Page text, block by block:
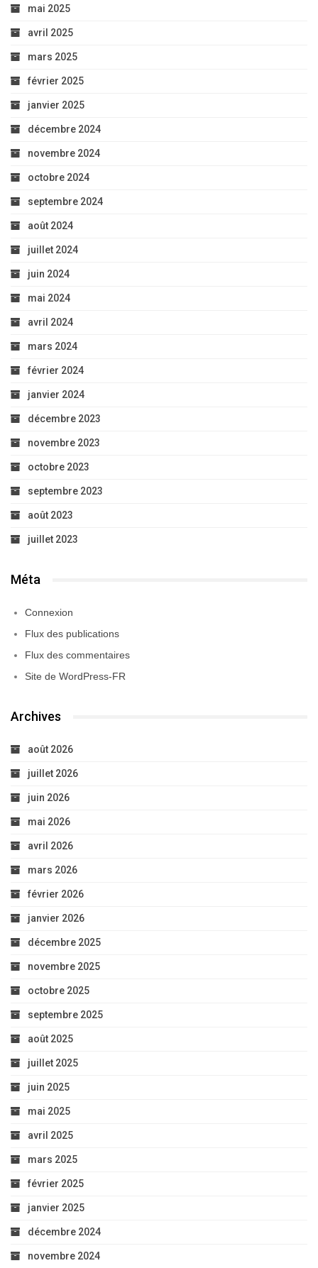
mai 2025
avril 2025
mars 2025
février 2025
janvier 2025
décembre 2024
novembre 2024
octobre 2024
septembre 2024
août 2024
juillet 2024
juin 2024
mai 2024
avril 2024
mars 2024
février 2024
janvier 2024
décembre 2023
novembre 2023
octobre 2023
septembre 2023
août 2023
juillet 2023
Méta
Connexion
Flux des publications
Flux des commentaires
Site de WordPress-FR
Archives
août 2026
juillet 2026
juin 2026
mai 2026
avril 2026
mars 2026
février 2026
janvier 2026
décembre 2025
novembre 2025
octobre 2025
septembre 2025
août 2025
juillet 2025
juin 2025
mai 2025
avril 2025
mars 2025
février 2025
janvier 2025
décembre 2024
novembre 2024